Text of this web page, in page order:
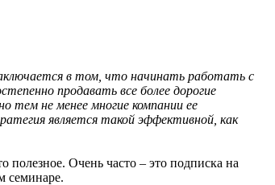
в том, что начинать работать с
продавать все более дорогие
тем не менее многие компании ее
является такой эффективной, как
полезное. Очень часто – это подписка на
семинаре.